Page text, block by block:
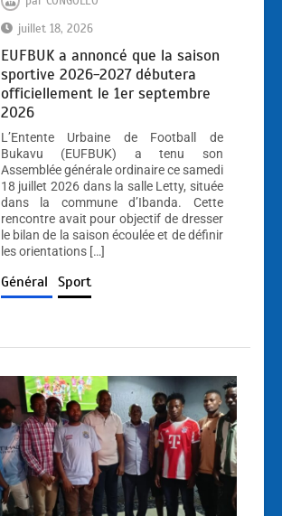
juillet 18, 2026
EUFBUK a annoncé que la saison
sportive 2026-2027 débutera
officiellement le 1er septembre
2026
L’Entente Urbaine de Football de
Bukavu (EUFBUK) a tenu son
Assemblée générale ordinaire ce samedi
18 juillet 2026 dans la salle Letty, située
dans la commune d’Ibanda. Cette
rencontre avait pour objectif de dresser
le bilan de la saison écoulée et de définir
les orientations […]
Général Sport